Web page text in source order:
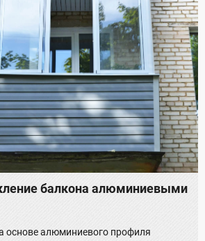
балкона алюминиевыми
основе алюминиевого профиля